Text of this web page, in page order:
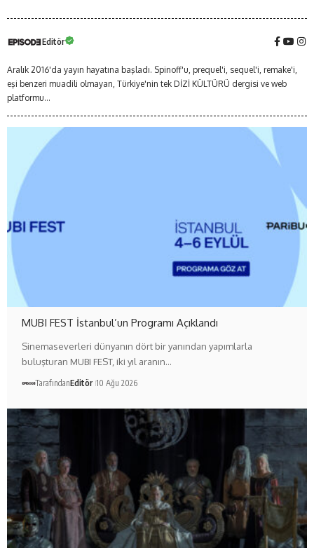
Editör
Aralık 2016'da yayın hayatına başladı. Spinoff'u, prequel'i, sequel'i, remake'i,
eşi benzeri muadili olmayan, Türkiye'nin tek DİZİ KÜLTÜRÜ dergisi ve web
platformu...
MUBI FEST İstanbul’un Programı Açıklandı
Sinemaseverleri dünyanın dört bir yanından yapımlarla
buluşturan MUBI FEST, iki yıl aranın…
TarafındanEditör 10 Ağu 2026